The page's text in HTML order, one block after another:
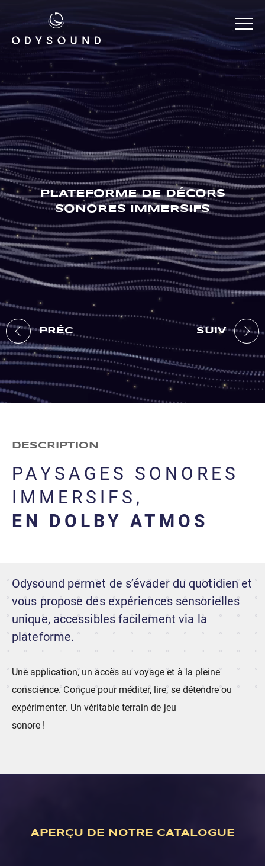
PLATEFORME DE DÉCORS
SONORES IMMERSIFS
PRÉC SUIV
DESCRIPTION
PAYSAGES SONORES
IMMERSIFS,
EN DOLBY ATMOS
Odysound permet de s’évader du quotidien et
vous propose des expériences sensorielles
unique, accessibles facilement via la
plateforme.
Une application, un accès au voyage et à la pleine
conscience. Conçue pour méditer, lire, se détendre ou
expérimenter. Un véritable terrain de jeu
sonore !
APERÇU DE NOTRE CATALOGUE